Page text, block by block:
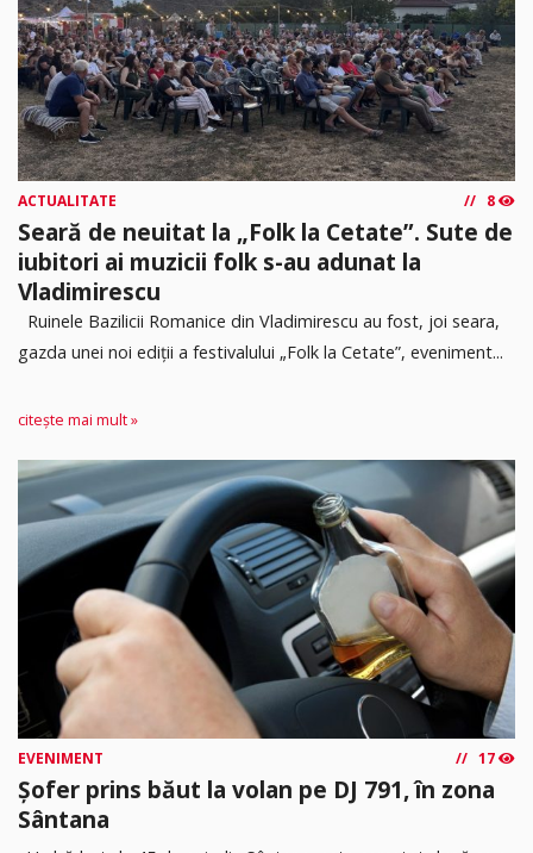
ACTUALITATE 8
Seară de neuitat la „Folk la Cetate”. Sute de
iubitori ai muzicii folk s-au adunat la
Vladimirescu
Ruinele Bazilicii Romanice din Vladimirescu au fost, joi seara,
gazda unei noi ediții a festivalului „Folk la Cetate”, eveniment...
citește mai mult »
EVENIMENT 17
Șofer prins băut la volan pe DJ 791, în zona
Sântana